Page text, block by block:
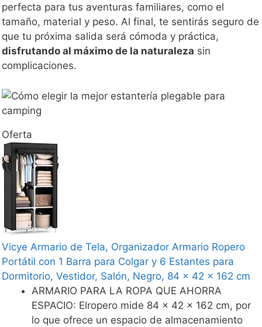
perfecta para tus aventuras familiares, como el
tamaño, material y peso. Al final, te sentirás seguro de
que tu próxima salida será cómoda y práctica,
disfrutando al máximo de la naturaleza sin
complicaciones.
Oferta
Vicye Armario de Tela, Organizador Armario Ropero
Portátil con 1 Barra para Colgar y 6 Estantes para
Dormitorio, Vestidor, Salón, Negro, 84 x 42 x 162 cm
ARMARIO PARA LA ROPA QUE AHORRA
ESPACIO: Elropero mide 84 x 42 x 162 cm, por
lo que ofrece un espacio de almacenamiento